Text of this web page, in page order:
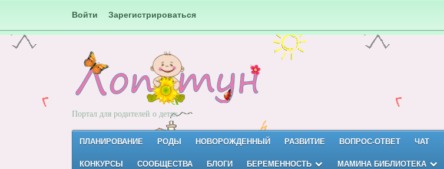
Войти Зарегистрироваться
Портал для родителей о детях
ПЛАНИРОВАНИЕ РОДЫ НОВОРОЖДЕННЫЙ РАЗВИТИЕ ВОПРОС-ОТВЕТ ЧАТ
КОНКУРСЫ СООБЩЕСТВА БЛОГИ БЕРЕМЕННОСТЬ МАМИНА БИБЛИОТЕКА